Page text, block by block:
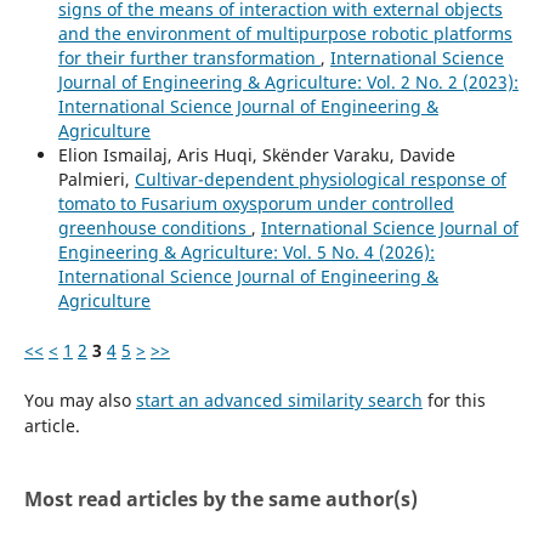
signs of the means of interaction with external objects
and the environment of multipurpose robotic platforms
for their further transformation , International Science
Journal of Engineering & Agriculture: Vol. 2 No. 2 (2023):
International Science Journal of Engineering &
Agriculture
Elion Ismailaj, Aris Huqi, Skënder Varaku, Davide
Palmieri, Cultivar-dependent physiological response of
tomato to Fusarium oxysporum under controlled
greenhouse conditions , International Science Journal of
Engineering & Agriculture: Vol. 5 No. 4 (2026):
International Science Journal of Engineering &
Agriculture
<< < 1 2 3 4 5 > >>
You may also start an advanced similarity search for this
article.
Most read articles by the same author(s)